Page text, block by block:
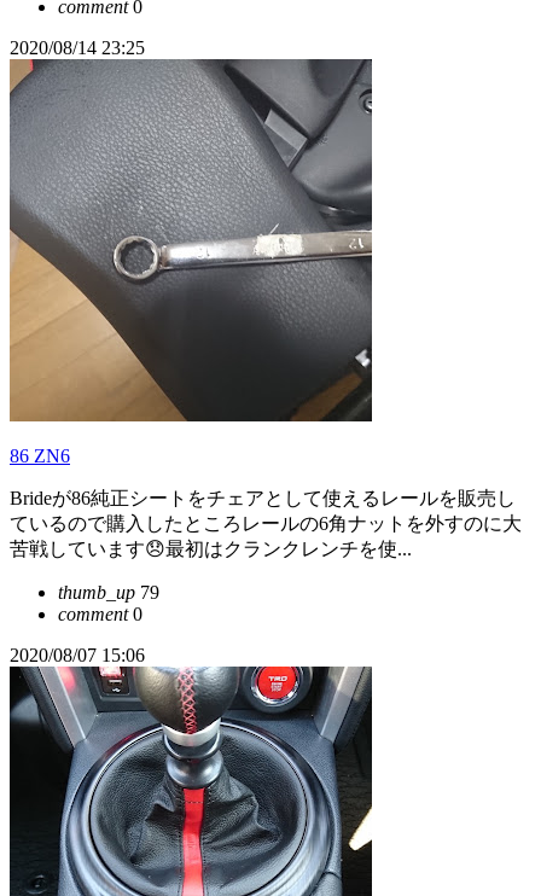
comment0
2020/08/14 23:25
86 ZN6
Brideが86純正シートをチェアとして使えるレールを販売し
ているので購入したところレールの6角ナットを外すのに大
苦戦しています😞最初はクランクレンチを使...
thumb_up 79
comment0
2020/08/07 15:06